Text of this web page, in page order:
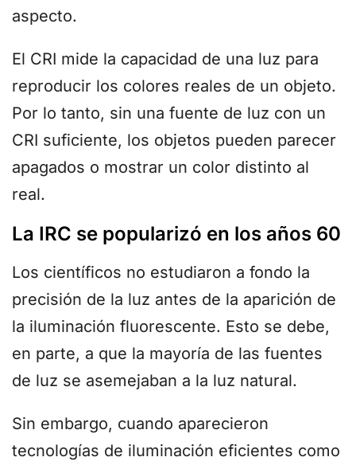
aspecto.
El CRI mide la capacidad de una luz para
reproducir los colores reales de un objeto.
Por lo tanto, sin una fuente de luz con un
CRI suficiente, los objetos pueden parecer
apagados o mostrar un color distinto al
real.
La IRC se popularizó en los años 60
Los científicos no estudiaron a fondo la
precisión de la luz antes de la aparición de
la iluminación fluorescente. Esto se debe,
en parte, a que la mayoría de las fuentes
de luz se asemejaban a la luz natural.
Sin embargo, cuando aparecieron
tecnologías de iluminación eficientes como